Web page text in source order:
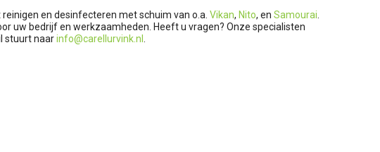
en desinfecteren met schuim van o.a. Vikan, Nito, en Samourai
uw bedrijf en werkzaamheden. Heeft u vragen? Onze specialisten
stuurt naarinfo@carellurvink.nl